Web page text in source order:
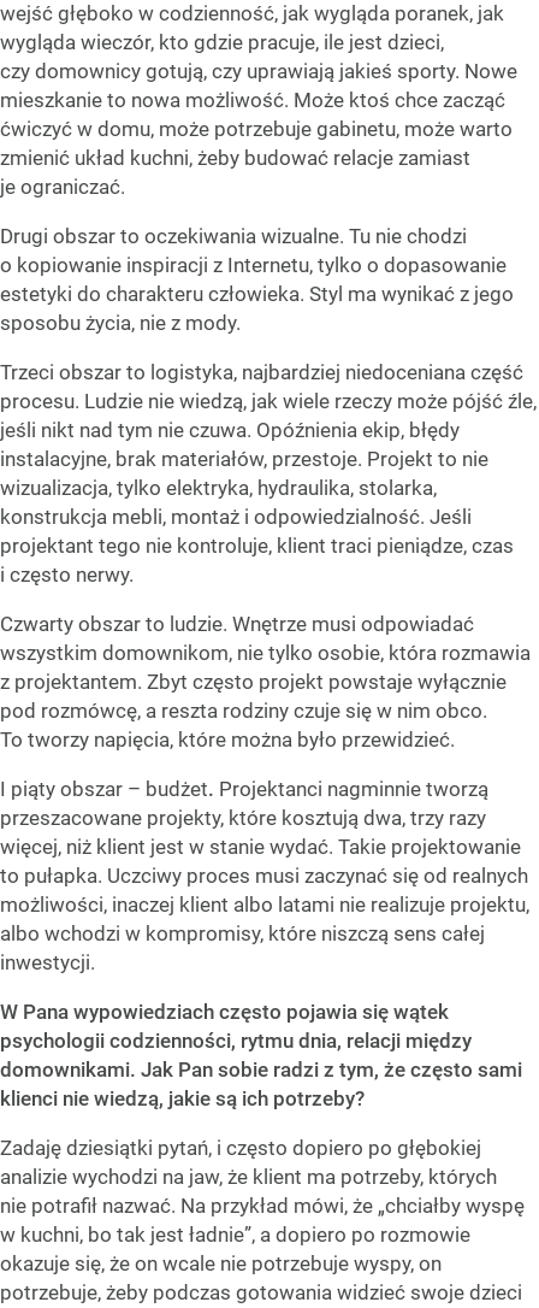
wejść głęboko w codzienność, jak wygląda poranek, jak
wygląda wieczór, kto gdzie pracuje, ile jest dzieci,
czy domownicy gotują, czy uprawiają jakieś sporty. Nowe
mieszkanie to nowa możliwość. Może ktoś chce zacząć
ćwiczyć w domu, może potrzebuje gabinetu, może warto
zmienić układ kuchni, żeby budować relacje zamiast
je ograniczać.
Drugi obszar to oczekiwania wizualne. Tu nie chodzi
o kopiowanie inspiracji z Internetu, tylko o dopasowanie
estetyki do charakteru człowieka. Styl ma wynikać z jego
sposobu życia, nie z mody.
Trzeci obszar to logistyka, najbardziej niedoceniana część
procesu. Ludzie nie wiedzą, jak wiele rzeczy może pójść źle,
jeśli nikt nad tym nie czuwa. Opóźnienia ekip, błędy
instalacyjne, brak materiałów, przestoje. Projekt to nie
wizualizacja, tylko elektryka, hydraulika, stolarka,
konstrukcja mebli, montaż i odpowiedzialność. Jeśli
projektant tego nie kontroluje, klient traci pieniądze, czas
i często nerwy.
Czwarty obszar to ludzie. Wnętrze musi odpowiadać
wszystkim domownikom, nie tylko osobie, która rozmawia
z projektantem. Zbyt często projekt powstaje wyłącznie
pod rozmówcę, a reszta rodziny czuje się w nim obco.
To tworzy napięcia, które można było przewidzieć.
I piąty obszar – budżet. Projektanci nagminnie tworzą
przeszacowane projekty, które kosztują dwa, trzy razy
więcej, niż klient jest w stanie wydać. Takie projektowanie
to pułapka. Uczciwy proces musi zaczynać się od realnych
możliwości, inaczej klient albo latami nie realizuje projektu,
albo wchodzi w kompromisy, które niszczą sens całej
inwestycji.
W Pana wypowiedziach często pojawia się wątek
psychologii codzienności, rytmu dnia, relacji między
domownikami. Jak Pan sobie radzi z tym, że często sami
klienci nie wiedzą, jakie są ich potrzeby?
Zadaję dziesiątki pytań, i często dopiero po głębokiej
analizie wychodzi na jaw, że klient ma potrzeby, których
nie potrafił nazwać. Na przykład mówi, że „chciałby wyspę
w kuchni, bo tak jest ładnie”, a dopiero po rozmowie
okazuje się, że on wcale nie potrzebuje wyspy, on
potrzebuje, żeby podczas gotowania widzieć swoje dzieci